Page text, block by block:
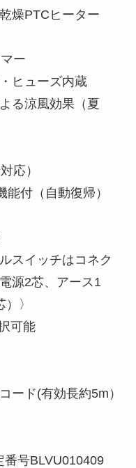
燥PTCヒーター
ー
ヒューズ内蔵
る涼風効果（夏
応）
能付（自動復帰）
スイッチはコネク
源2芯、アース1
〉
可能
ード(有効長約5m）
番号BLVU010409